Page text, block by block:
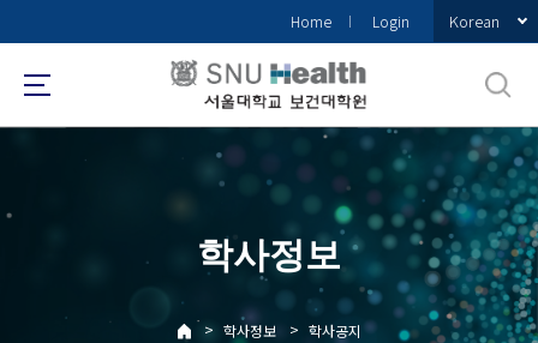
로
메
Home Login Korean
학사정보
> 학사정보 > 학사공지